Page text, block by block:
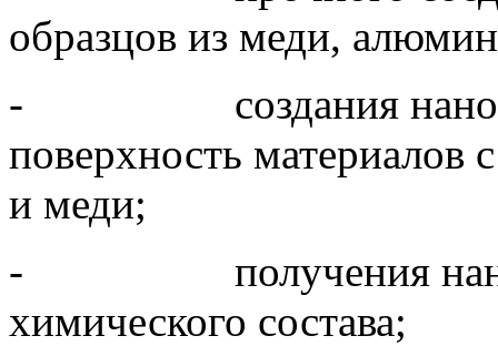
образцов из меди,
- создания
поверхность материалов
и меди;
- получения
химического состава;